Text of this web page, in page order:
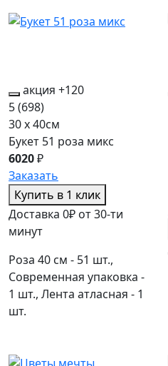
акция +120
5(698)
30 x 40см
Букет 51 роза микс
6020₽
Заказать
Купить в 1 клик
Доставка 0₽ от 30-ти
минут
Роза 40 см - 51 шт.,
Современная упаковка -
1 шт., Лента атласная - 1
шт.